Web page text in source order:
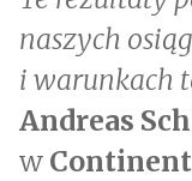
naszych
i warunkach
Andreas
w